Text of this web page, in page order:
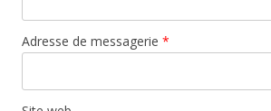
Adresse de messagerie *